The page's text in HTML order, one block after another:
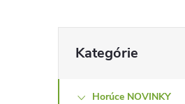
o
kategórie
Kategórie
Horúce NOVINKY